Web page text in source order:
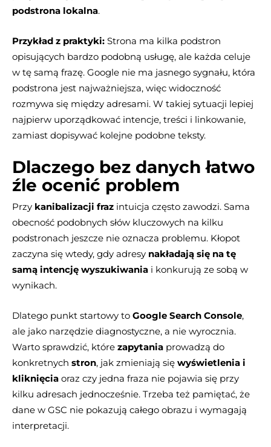
podstrona lokalna.
Przykład z praktyki: Strona ma kilka podstron
opisujących bardzo podobną usługę, ale każda celuje
w tę samą frazę. Google nie ma jasnego sygnału, która
podstrona jest najważniejsza, więc widoczność
rozmywa się między adresami. W takiej sytuacji lepiej
najpierw uporządkować intencje, treści i linkowanie,
zamiast dopisywać kolejne podobne teksty.
Dlaczego bez danych łatwo
źle ocenić problem
Przy kanibalizacji fraz intuicja często zawodzi. Sama
obecność podobnych słów kluczowych na kilku
podstronach jeszcze nie oznacza problemu. Kłopot
zaczyna się wtedy, gdy adresy nakładają się na tę
samą intencję wyszukiwania i konkurują ze sobą w
wynikach.
Dlatego punkt startowy to Google Search Console,
ale jako narzędzie diagnostyczne, a nie wyrocznia.
Warto sprawdzić, które zapytania prowadzą do
konkretnych stron, jak zmieniają się wyświetlenia i
kliknięcia oraz czy jedna fraza nie pojawia się przy
kilku adresach jednocześnie. Trzeba też pamiętać, że
dane w GSC nie pokazują całego obrazu i wymagają
interpretacji.